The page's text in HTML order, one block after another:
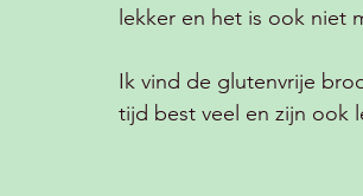
lekker en het is ook niet
Ik vind de glutenvrije
tijd best veel en zijn ook